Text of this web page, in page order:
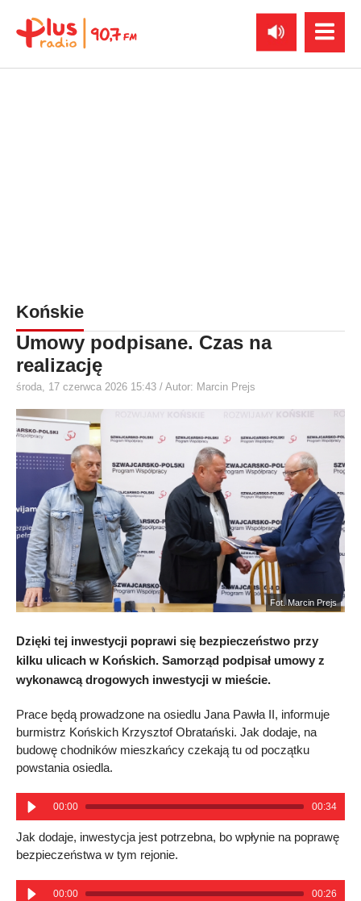
Końskie
Umowy podpisane. Czas na
realizację
środa, 17 czerwca 2026 15:43 / Autor: Marcin Prejs
Fot. Marcin Prejs
Dzięki tej inwestycji poprawi się bezpieczeństwo przy
kilku ulicach w Końskich. Samorząd podpisał umowy z
wykonawcą drogowych inwestycji w mieście.
Prace będą prowadzone na osiedlu Jana Pawła II, informuje
burmistrz Końskich Krzysztof Obratański. Jak dodaje, na
budowę chodników mieszkańcy czekają tu od początku
powstania osiedla.
00:00 00:34
Jak dodaje, inwestycja jest potrzebna, bo wpłynie na poprawę
bezpieczeństwa w tym rejonie.
00:00 00:26